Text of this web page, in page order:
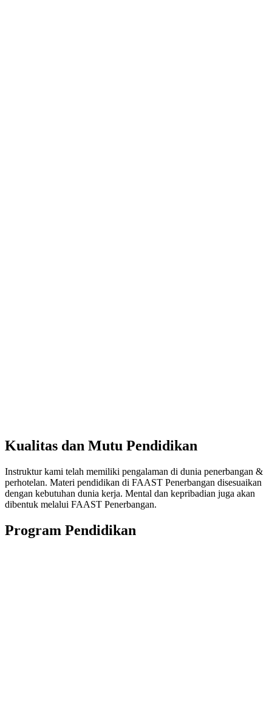
Kualitas dan Mutu Pendidikan
Instruktur kami telah memiliki pengalaman di dunia penerbangan &
perhotelan. Materi pendidikan di FAAST Penerbangan disesuaikan
dengan kebutuhan dunia kerja. Mental dan kepribadian juga akan
dibentuk melalui FAAST Penerbangan.
Program Pendidikan